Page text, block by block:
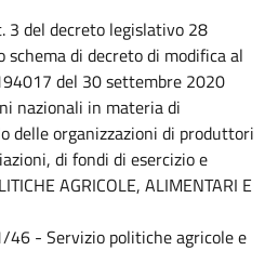
3 del decreto legislativo 28
di decreto di modifica al
del 30 settembre 2020
nazionali in materia di
delle organizzazioni di produttori
di fondi di esercizio e
AGRICOLE, ALIMENTARI E
- Servizio politiche agricole e